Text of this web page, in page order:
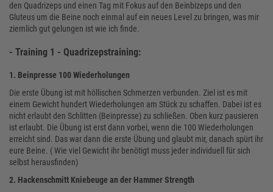
den Quadrizeps und einen Tag mit Fokus auf den Beinbizeps und den
Gluteus um die Beine noch einmal auf ein neues Level zu bringen, was mir
ziemlich gut gelungen ist wie ich finde.
- Training 1 - Quadrizepstraining:
1. Beinpresse 100 Wiederholungen
Die erste Übung ist mit höllischen Schmerzen verbunden. Ziel ist es mit
einem Gewicht hundert Wiederholungen am Stück zu schaffen. Dabei ist es
nicht erlaubt den Schlitten (Beinpresse) zu schließen. Oben kurz pausieren
ist erlaubt. Die Übung ist erst dann vorbei, wenn die 100 Wiederholungen
erreicht sind. Das war dann die erste Übung und glaubt mir, danach spürt ihr
eure Beine. ( Wie viel Gewicht ihr benötigt muss jeder individuell für sich
selbst herausfinden)
2. Hackenschmitt Kniebeuge an der Hammer Strength